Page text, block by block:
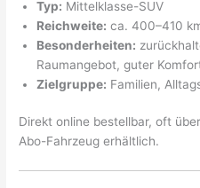
Typ: Mittelklasse-SUV
Reichweite: ca. 400–410
Besonderheiten:
Raumangebot, guter
Zielgruppe: Familien,
Direkt online bestellbar, oft
Abo-Fahrzeug erhältlich.